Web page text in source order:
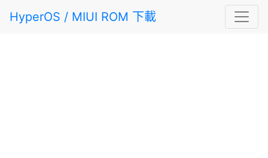
HyperOS / MIUI ROM 下載